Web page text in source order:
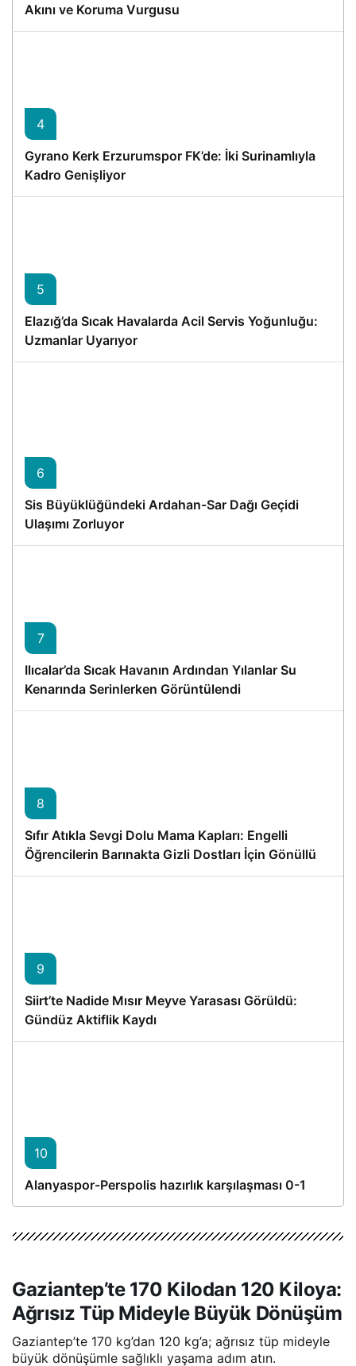
Akını ve Koruma Vurgusu
4
Gyrano Kerk Erzurumspor FK’de: İki Surinamlıyla
Kadro Genişliyor
5
Elazığ’da Sıcak Havalarda Acil Servis Yoğunluğu:
Uzmanlar Uyarıyor
6
Sis Büyüklüğündeki Ardahan-Sar Dağı Geçidi
Ulaşımı Zorluyor
7
Ilıcalar’da Sıcak Havanın Ardından Yılanlar Su
Kenarında Serinlerken Görüntülendi
8
Sıfır Atıkla Sevgi Dolu Mama Kapları: Engelli
Öğrencilerin Barınakta Gizli Dostları İçin Gönüllü
Proje
9
Siirt’te Nadide Mısır Meyve Yarasası Görüldü:
Gündüz Aktiflik Kaydı
10
Alanyaspor-Perspolis hazırlık karşılaşması 0-1
Gaziantep’te 170 Kilodan 120 Kiloya:
Ağrısız Tüp Mideyle Büyük Dönüşüm
Gaziantep’te 170 kg’dan 120 kg’a; ağrısız tüp mideyle
büyük dönüşümle sağlıklı yaşama adım atın.